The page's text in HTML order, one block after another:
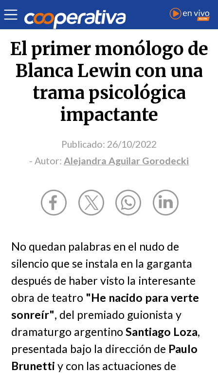
Opinión | Alejandra Aguilar Gorodecki
El primer monólogo de
Blanca Lewin con una
trama psicológica
impactante
Publicado: 26/10/2022
- Autor: Alejandra Aguilar Gorodecki
No quedan palabras en el nudo de
silencio que se instala en la garganta
después de haber visto la interesante
obra de teatro "He nacido para verte
sonreír", del premiado guionista y
dramaturgo argentinoSantiago Loza,
presentada bajo la dirección de Paulo
Brunetti y con las actuaciones de